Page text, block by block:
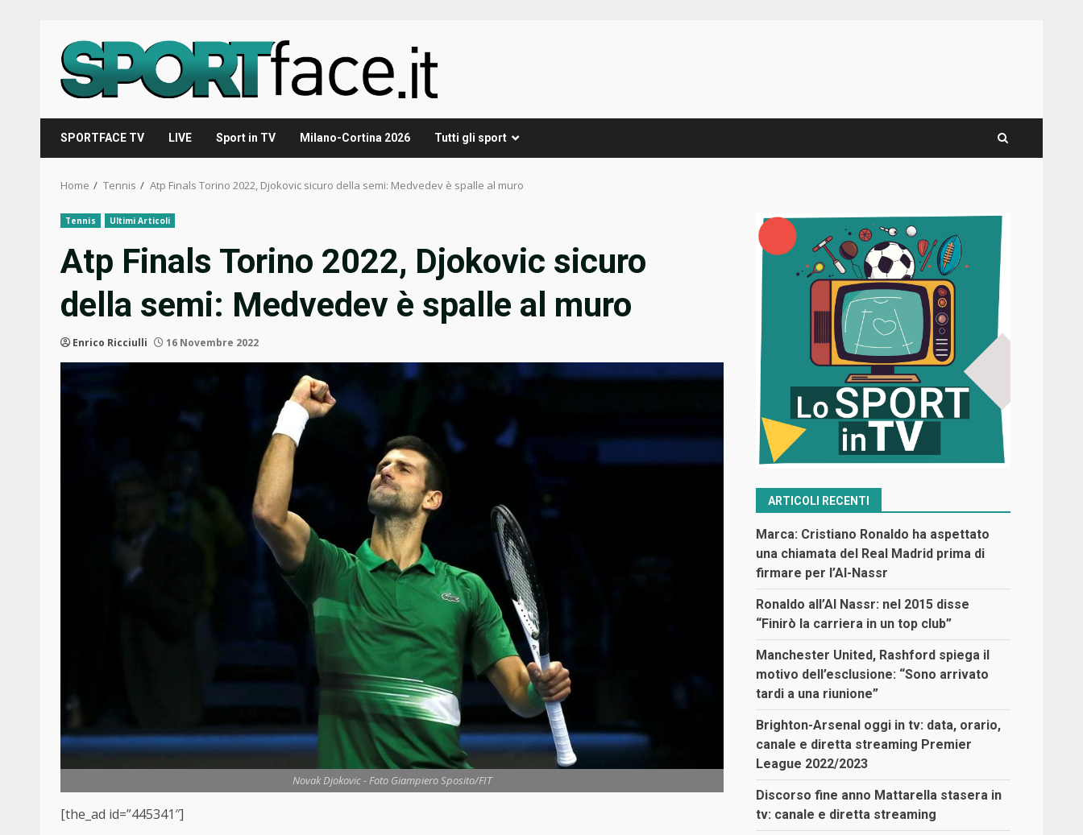
content
SPORTFACE TV LIVE Sport in TV Milano-Cortina 2026 Tutti gli sport
Home Tennis Atp Finals Torino 2022, Djokovic sicuro della semi: Medvedev è spalle al muro
Tennis Ultimi Articoli
Atp Finals Torino 2022, Djokovic sicuro
della semi: Medvedev è spalle al muro
Enrico Ricciulli 16 Novembre 2022
Novak Djokovic - Foto Giampiero Sposito/FIT
[the_ad id=”445341″]
ARTICOLI RECENTI
Marca: Cristiano Ronaldo ha aspettato
una chiamata del Real Madrid prima di
firmare per l’Al-Nassr
Ronaldo all’Al Nassr: nel 2015 disse
“Finirò la carriera in un top club”
Manchester United, Rashford spiega il
motivo dell’esclusione: “Sono arrivato
tardi a una riunione”
Brighton-Arsenal oggi in tv: data, orario,
canale e diretta streaming Premier
League 2022/2023
Discorso fine anno Mattarella stasera in
tv: canale e diretta streaming